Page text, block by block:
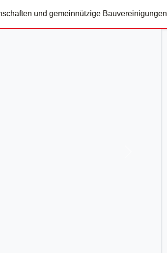
und gemeinnützige Bauvereinigungen